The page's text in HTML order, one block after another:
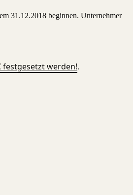
31.12.2018 beginnen. Unternehmer
festgesetzt werden!.